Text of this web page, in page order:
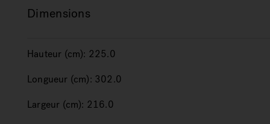
Dimensions
Hauteur (cm): 225.0
Longueur (cm): 302.0
Largeur (cm): 216.0